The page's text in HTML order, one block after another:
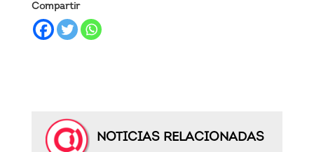
Compartir
NOTICIAS RELACIONADAS